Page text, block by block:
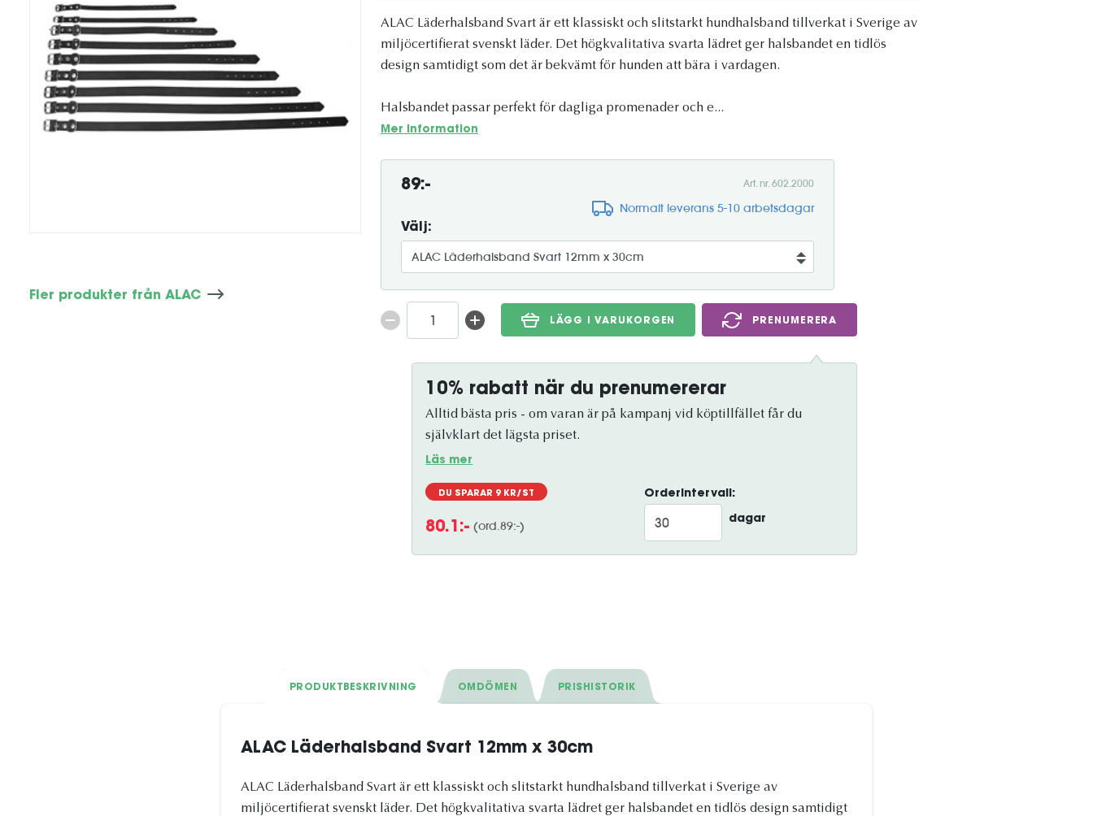
Fler produkter från ALAC
ALAC Läderhalsband Svart är ett klassiskt och slitstarkt hundhalsband tillverkat i Sverige av
miljöcertifierat svenskt läder. Det högkvalitativa svarta lädret ger halsbandet en tidlös
design samtidigt som det är bekvämt för hunden att bära i vardagen.
Halsbandet passar perfekt för dagliga promenader och e...
Mer information
89:- Art. nr. 602.2000
Normalt leverans 5-10 arbetsdagar
Välj:
LÄGG I VARUKORGEN PRENUMERERA
10% rabatt när du prenumererar
Alltid bästa pris - om varan är på kampanj vid köptillfället får du
självklart det lägsta priset.
Läs mer
DU SPARAR 9 KR/ST
80.1 :- (ord.89:-)
Orderintervall:
dagar
PRODUKTBESKRIVNING OMDÖMEN PRISHISTORIK
ALAC Läderhalsband Svart 12mm x 30cm
ALAC Läderhalsband Svart är ett klassiskt och slitstarkt hundhalsband tillverkat i Sverige av
miljöcertifierat svenskt läder. Det högkvalitativa svarta lädret ger halsbandet en tidlös design samtidigt